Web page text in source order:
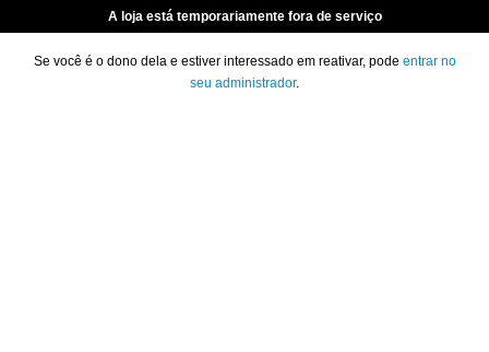
A loja está temporariamente fora de serviço
Se você é o dono dela e estiver interessado em reativar, pode entrar no
seu administrador.